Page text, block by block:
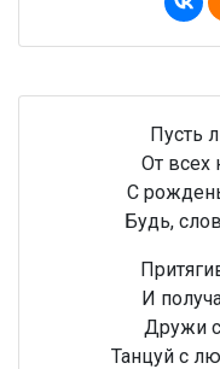
Пусть
От всех
С
Будь,
И
Дружи
Танцуй с